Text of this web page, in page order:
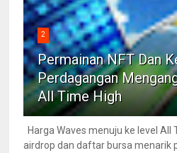
2
Permainan NFT Dan
Perdagangan
All Time High
Harga Waves menuju ke level All
airdrop dan daftar bursa menarik